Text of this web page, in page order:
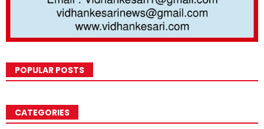
POPULAR POSTS
CATEGORIES